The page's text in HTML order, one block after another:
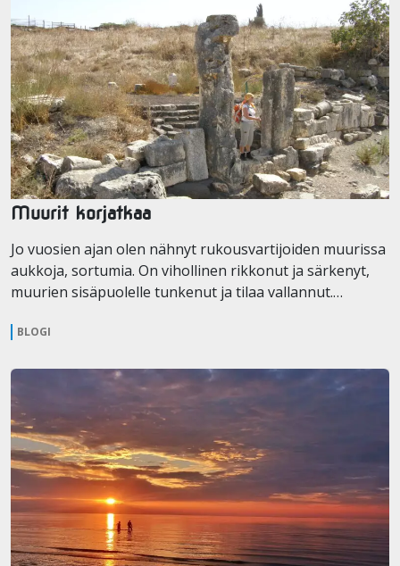
Muurit korjatkaa
Jo vuosien ajan olen nähnyt rukousvartijoiden muurissa
aukkoja, sortumia. On vihollinen rikkonut ja särkenyt,
muurien sisäpuolelle tunkenut ja tilaa vallannut.…
BLOGI